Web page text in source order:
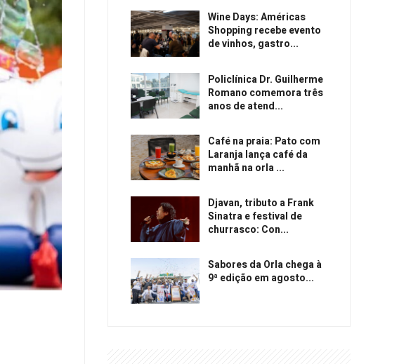
Wine Days: Américas
Shopping recebe evento
de vinhos, gastro...
Policlínica Dr. Guilherme
Romano comemora três
anos de atend...
Café na praia: Pato com
Laranja lança café da
manhã na orla ...
Djavan, tributo a Frank
Sinatra e festival de
churrasco: Con...
Sabores da Orla chega à
9ª edição em agosto...